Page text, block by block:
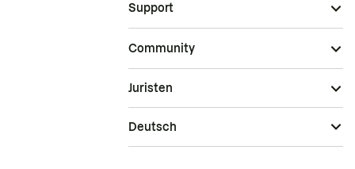
Support
Community
Juristen
Deutsch